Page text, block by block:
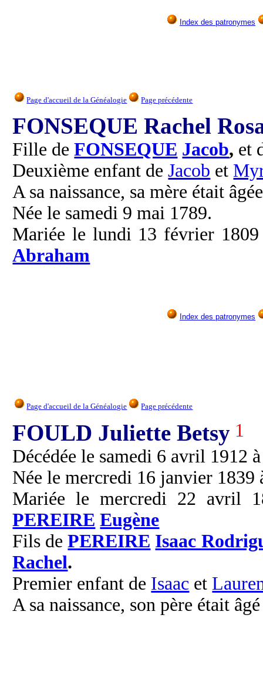
Index des patronymes
Page d'accueil de la Généalogie Page précédente
FONSEQUE Rachel
Fille deFONSEQUE Jacob, et
Deuxième enfant deJacob et
A sa naissance, sa mère était
Née le samedi 9 mai 1789.
Mariée le lundi 13 février
Abraham
Index des patronymes
Page d'accueil de la Généalogie Page précédente
FOULD Juliette Betsy 1
Décédée le samedi 6 avril 1912
Née le mercredi 16 janvier 1839
Mariée le mercredi 22 avril
PEREIRE Eugène
Fils dePEREIRE Isaac
Rachel.
Premier enfant de Isaac et
A sa naissance, son père était